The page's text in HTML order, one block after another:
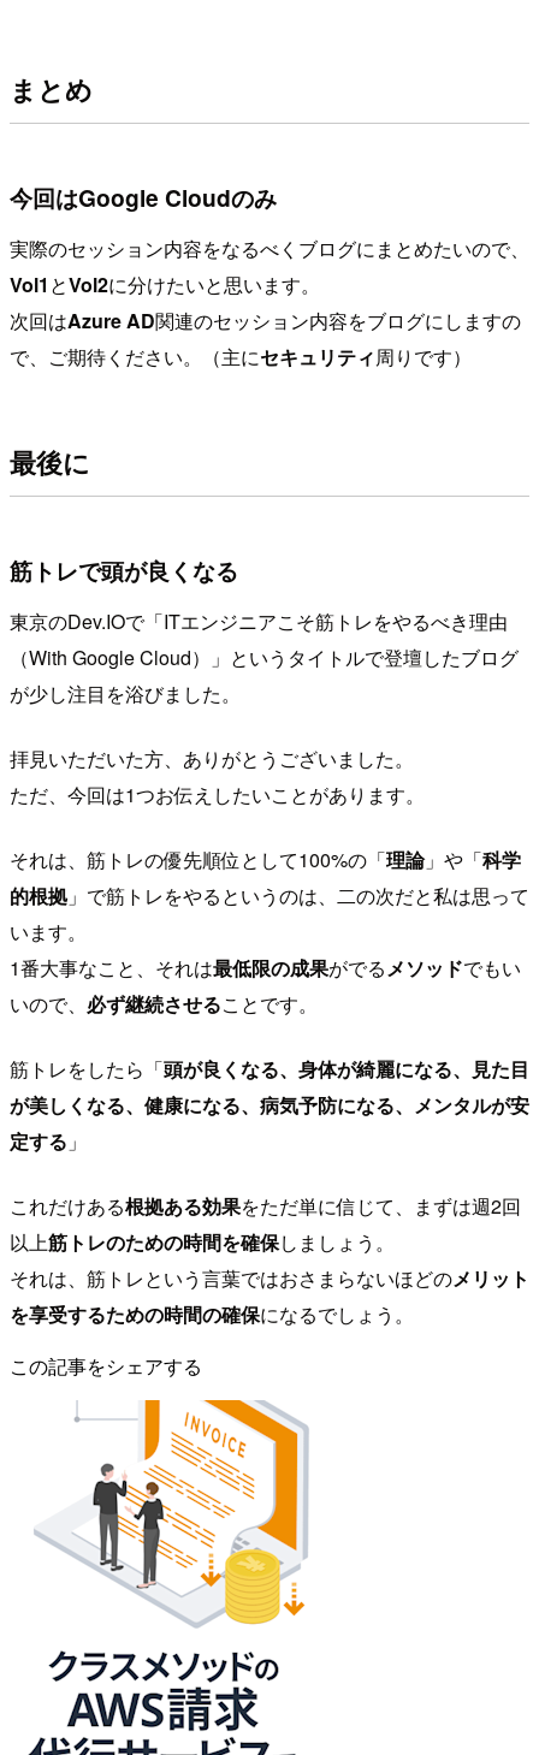
まとめ
今回はGoogle Cloudのみ
実際のセッション内容をなるべくブログにまとめたいので、
Vol1 とVol2に分けたいと思います。
次回はAzure AD関連のセッション内容をブログにしますの
で、ご期待ください。（主にセキュリティ周りです）
最後に
筋トレで頭が良くなる
東京のDev.IOで「ITエンジニアこそ筋トレをやるべき理由
（With Google Cloud）」というタイトルで登壇したブログ
が少し注目を浴びました。
拝見いただいた方、ありがとうございました。
ただ、今回は1つお伝えしたいことがあります。
それは、筋トレの優先順位として100%の「理論」や「科学
的根拠 」で筋トレをやるというのは、二の次だと私は思って
います。
1番大事なこと、それは最低限の成果がでるメソッドでもい
いので、 必ず継続させることです。
筋トレをしたら「頭が良くなる、身体が綺麗になる、見た目
が美しくなる、健康になる、病気予防になる、メンタルが安
定する 」
これだけある根拠ある効果をただ単に信じて、まずは週2回
以上筋トレのための時間を確保しましょう。
それは、筋トレという言葉ではおさまらないほどのメリット
を享受するための時間の確保になるでしょう。
この記事をシェアする